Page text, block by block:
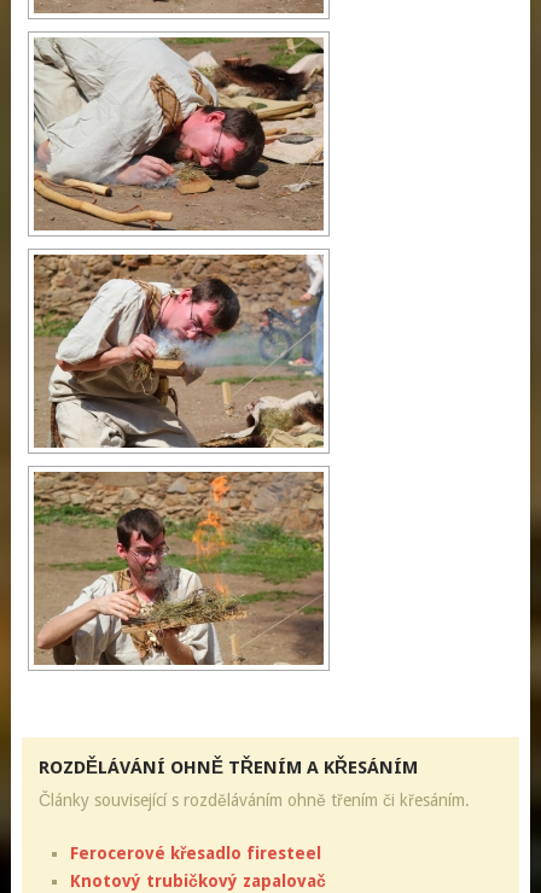
ROZDĚLÁVÁNÍ OHNĚ TŘENÍM A KŘESÁNÍM
Články související s rozděláváním ohně třením či křesáním.
Ferocerové křesadlo firesteel
Knotový trubičkový zapalovač